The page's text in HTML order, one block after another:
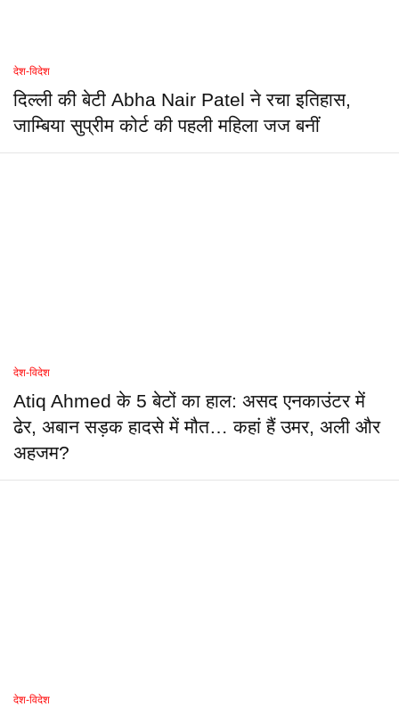
देश-विदेश
दिल्ली की बेटी Abha Nair Patel ने रचा इतिहास,
जाम्बिया सुप्रीम कोर्ट की पहली महिला जज बनीं
देश-विदेश
Atiq Ahmed के 5 बेटों का हाल: असद एनकाउंटर में
ढेर, अबान सड़क हादसे में मौत… कहां हैं उमर, अली और
अहजम?
देश-विदेश